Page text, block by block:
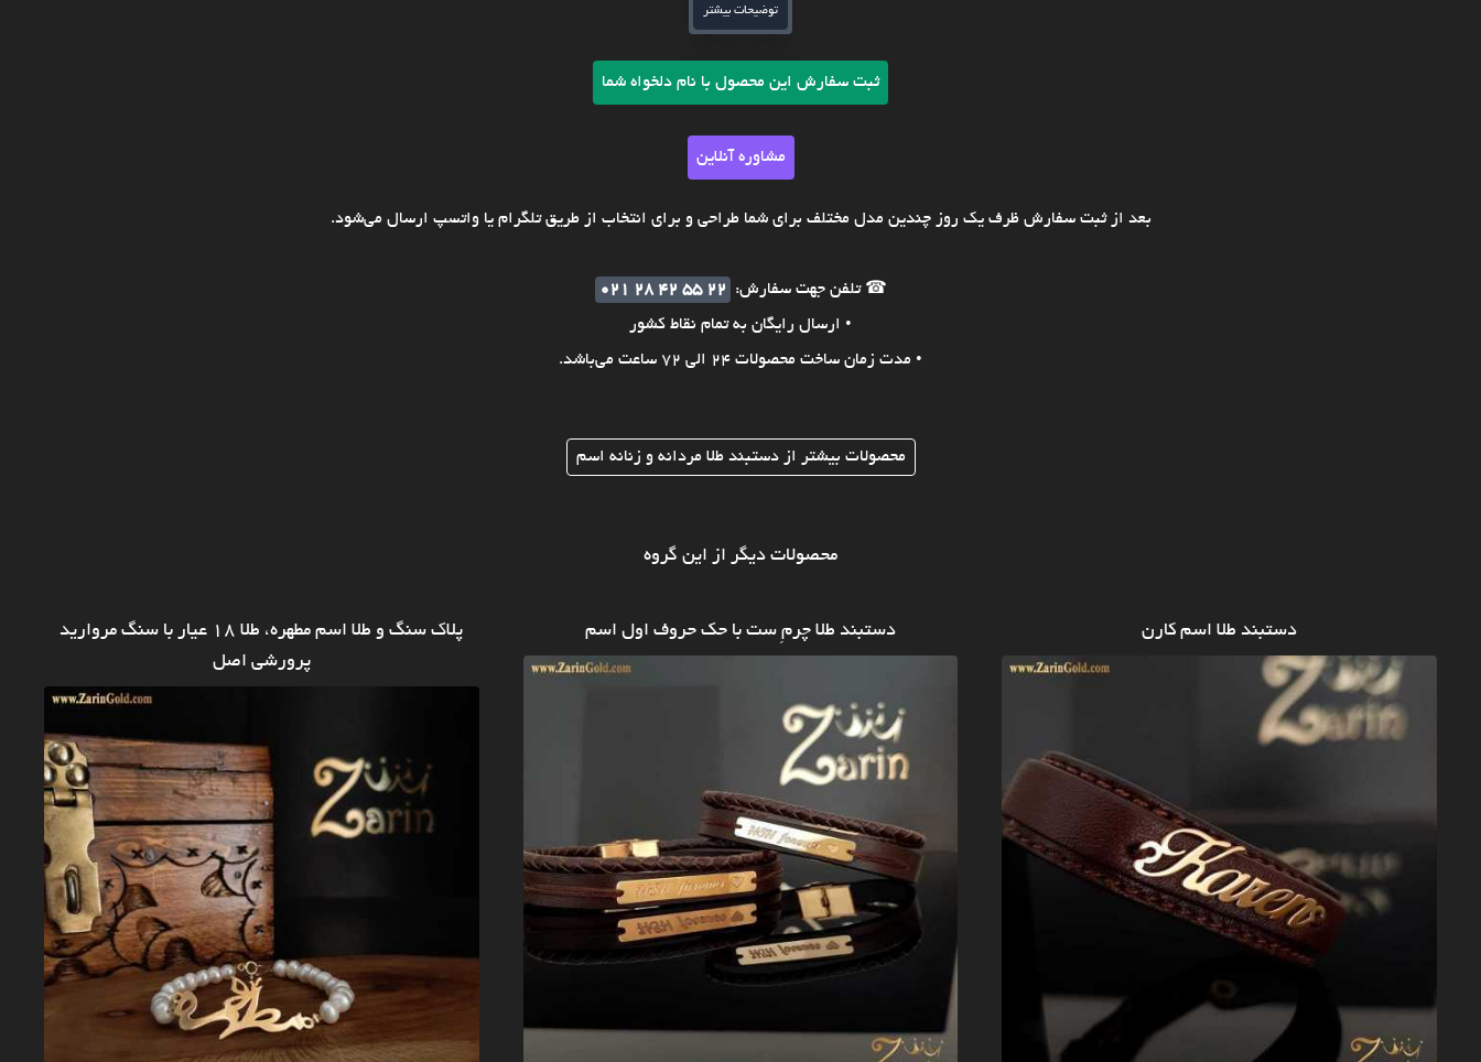
توضیحات بیشتر
ثبت سفارش این محصول با نام دلخواه شما
مشاوره آنلاین
بعد از ثبت سفارش ظرف یک روز چندین مدل مختلف برای شما طراحی و برای انتخاب از طریق تلگرام یا واتسپ ارسال می‌شود.
☎ تلفن جهت سفارش:
021 28 42 55 22
• ارسال رایگان به تمام نقاط کشور
• مدت زمان ساخت محصولات 24 الی 72 ساعت می‌باشد.
محصولات بیشتر از دستبند طلا مردانه و زنانه اسم
محصولات دیگر از این گروه
دستبند طلا اسم کارن دستبند طلا چرمِ ست با حک حروف اول اسم
پلاک سنگ و طلا اسم مطهره، طلا 18 عیار با سنگ مروارید
پرورشی اصل